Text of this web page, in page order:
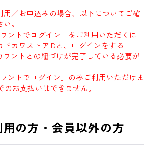
／お申込みの場合、以下についてご確
。
ントでログイン」をご利用いただくに
ドカワストアIDと、ログインをする
ウントとの紐づけが完了している必要が
ントでログイン」のみご利用いただけま
のお支払いはできません。
の方・会員以外の方